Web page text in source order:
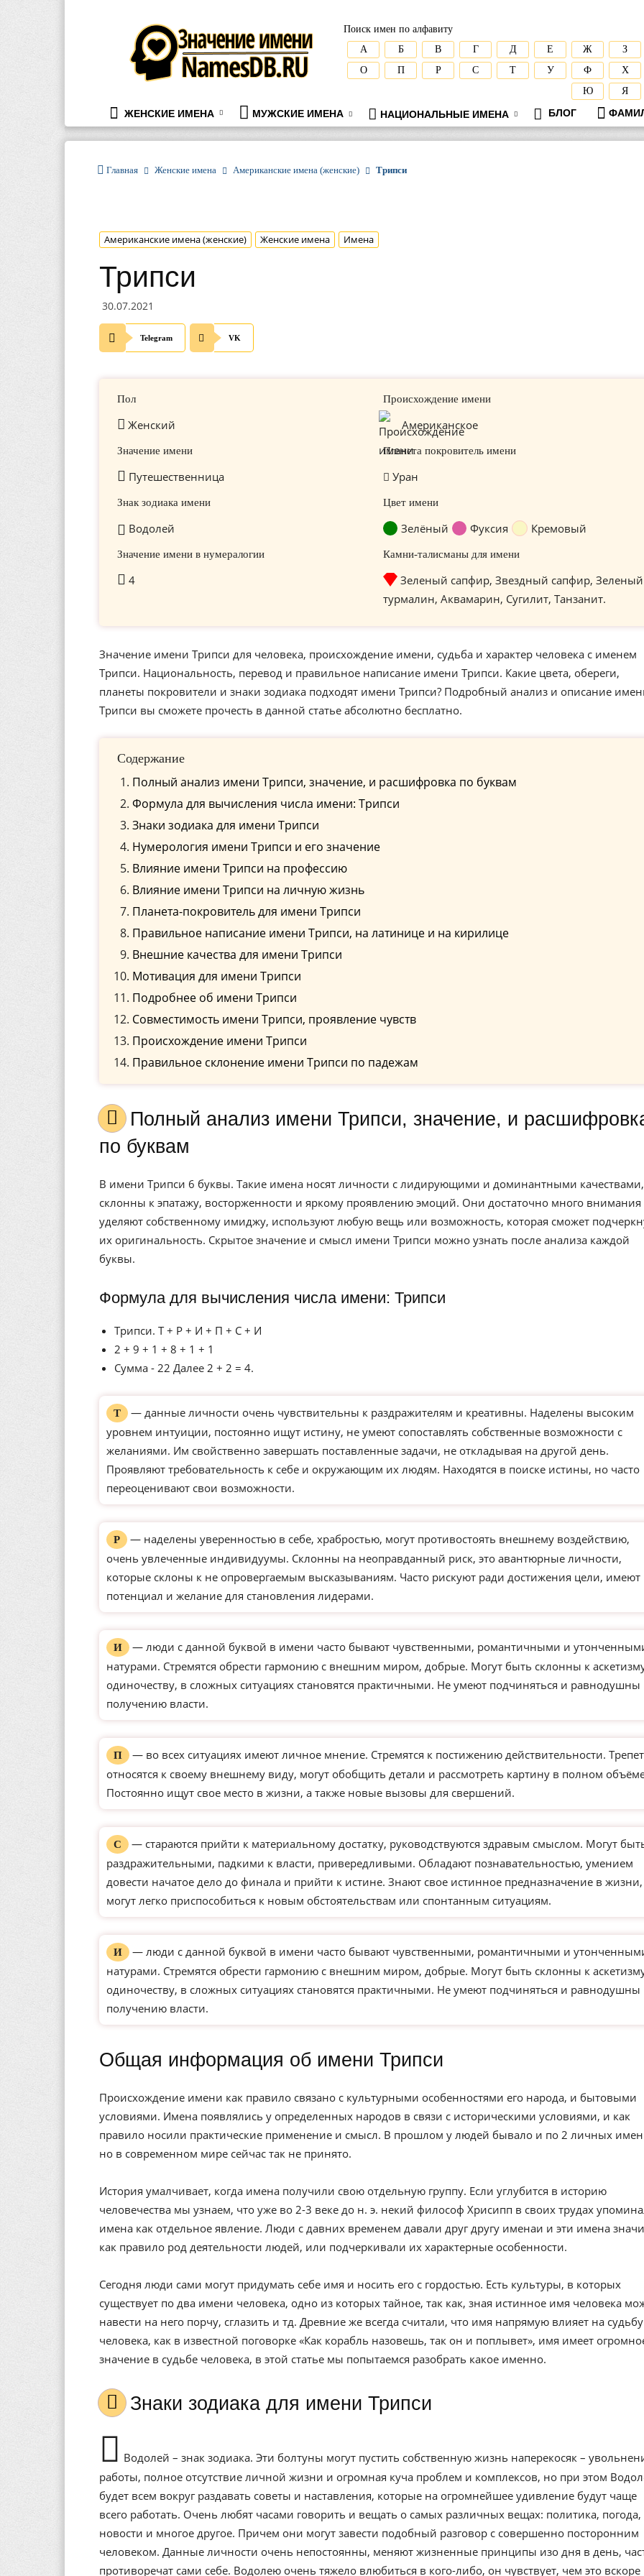
namesdb.ru
Поиск имен по алфавиту
А
Б В Г Д Е Ж
З
О
П Р С Т У Ф
Х
Ю
Я
ЖЕНСКИЕ ИМЕНА МУЖСКИЕ ИМЕНА НАЦИОНАЛЬНЫЕ ИМЕНА БЛОГ
Главная Женские имена Американские имена (женские) Трипси
Американские имена (женские) Женские имена Имена
Трипси
30.07.2021
Telegram VK
Пол
Женский
Происхождение имени
Американское
Значение имени
Путешественница
Планета покровитель имени
Уран
Знак зодиака имени
Водолей
Цвет имени
Зелёный Фуксия Кремовый
Значение имени в нумералогии
4
Камни-талисманы для имени
Зеленый сапфир, Звездный сапфир, Зеленый
турмалин, Аквамарин, Сугилит, Танзанит.
Значение имени Трипси для человека, происхождение имени, судьба и характер человека с именем
Трипси. Национальность, перевод и правильное написание имени Трипси. Какие цвета, обереги,
планеты покровители и знаки зодиака подходят имени Трипси? Подробный анализ и описание
Трипси вы сможете прочесть в данной статье абсолютно бесплатно.
Содержание
Полный анализ имени Трипси, значение, и расшифровка по буквам
Формула для вычисления числа имени: Трипси
Знаки зодиака для имени Трипси
Нумерология имени Трипси и его значение
Влияние имени Трипси на профессию
Влияние имени Трипси на личную жизнь
Планета-покровитель для имени Трипси
Правильное написание имени Трипси, на латинице и на кирилице
Внешние качества для имени Трипси
Мотивация для имени Трипси
Подробнее об имени Трипси
Совместимость имени Трипси, проявление чувств
Происхождение имени Трипси
Правильное склонение имени Трипси по падежам
Полный анализ имени Трипси, значение, и расшифровка
по буквам
В имени Трипси 6 буквы. Такие имена носят личности с лидирующими и доминантными качествами,
склонны к эпатажу, восторженности и яркому проявлению эмоций. Они достаточно много внимания
уделяют собственному имиджу, используют любую вещь или возможность, которая сможет
их оригинальность. Скрытое значение и смысл имени Трипси можно узнать после анализа каждой
буквы.
Формула для вычисления числа имени: Трипси
Трипси. Т + Р + И + П + С + И
2 + 9 + 1 + 8 + 1 + 1
Сумма - 22 Далее 2 + 2 = 4.
Т
— данные личности очень чувствительны к раздражителям и креативны. Наделены высоким
уровнем интуиции, постоянно ищут истину, не умеют сопоставлять собственные возможности с
желаниями. Им свойственно завершать поставленные задачи, не откладывая на другой день.
Проявляют требовательность к себе и окружающим их людям. Находятся в поиске истины, но часто
переоценивают свои возможности.
Р
— наделены уверенностью в себе, храбростью, могут противостоять внешнему воздействию,
очень увлеченные индивидуумы. Склонны на неоправданный риск, это авантюрные личности,
которые склоны к не опровергаемым высказываниям. Часто рискуют ради достижения цели, имеют
потенциал и желание для становления лидерами.
И
— люди с данной буквой в имени часто бывают чувственными, романтичными и
натурами. Стремятся обрести гармонию с внешним миром, добрые. Могут быть склонны к
одиночеству, в сложных ситуациях становятся практичными. Не умеют подчиняться и равнодушны
получению власти.
П
— во всех ситуациях имеют личное мнение. Стремятся к постижению действительности.
относятся к своему внешнему виду, могут обобщить детали и рассмотреть картину в полном
Постоянно ищут свое место в жизни, а также новые вызовы для свершений.
С
— стараются прийти к материальному достатку, руководствуются здравым смыслом. Могут
раздражительными, падкими к власти, привередливыми. Обладают познавательностью, умением
довести начатое дело до финала и прийти к истине. Знают свое истинное предназначение в жизни,
могут легко приспособиться к новым обстоятельствам или спонтанным ситуациям.
И
— люди с данной буквой в имени часто бывают чувственными, романтичными и
натурами. Стремятся обрести гармонию с внешним миром, добрые. Могут быть склонны к
одиночеству, в сложных ситуациях становятся практичными. Не умеют подчиняться и равнодушны
получению власти.
Общая информация об имени Трипси
Происхождение имени как правило связано с культурными особенностями его народа, и бытовыми
условиями. Имена появлялись у определенных народов в связи с историческими условиями, и как
правило носили практические применение и смысл. В прошлом у людей бывало и по 2 личных
но в современном мире сейчас так не принято.
История умалчивает, когда имена получили свою отдельную группу. Если углубится в историю
человечества мы узнаем, что уже во 2-3 веке до н. э. некий философ Хрисипп в своих трудах
имена как отдельное явление. Люди с давних временем давали друг другу именаи и эти имена
как правило род деятельности людей, или подчеркивали их характерные особенности.
Сегодня люди сами могут придумать себе имя и носить его с гордостью. Есть культуры, в которых
существует по два имени человека, одно из которых тайное, так как, зная истинное имя человека
навести на него порчу, сглазить и тд. Древние же всегда считали, что имя напрямую влияет на судьбу
человека, как в известной поговорке «Как корабль назовешь, так он и поплывет», имя имеет
значение в судьбе человека, в этой статье мы попытаемся разобрать какое именно.
Знаки зодиака для имени Трипси
Водолей – знак зодиака. Эти болтуны могут пустить собственную жизнь наперекосяк –
работы, полное отсутствие личной жизни и огромная куча проблем и комплексов, но при этом
будет всем вокруг раздавать советы и наставления, которые на огромнейшее удивление будут чаще
всего работать. Очень любят часами говорить и вещать о самых различных вещах: политика, погода,
новости и многое другое. Причем они могут завести подобный разговор с совершенно посторонним
человеком. Данные личности очень непостоянны, меняют жизненные принципы изо дня в день,
противоречат сами себе. Водолею очень тяжело влюбиться в кого-либо, он чувствует, чем это вскоре